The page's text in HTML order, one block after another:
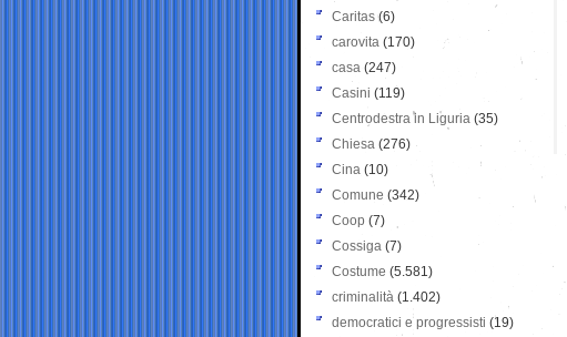
Caritas (6)
carovita (170)
casa (247)
Casini (119)
Centrodestra in Liguria (35)
Chiesa (276)
Cina (10)
Comune (342)
Coop (7)
Cossiga (7)
Costume (5.581)
criminalità (1.402)
democratici e progressisti (19)